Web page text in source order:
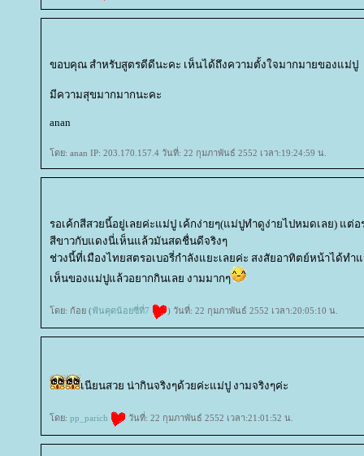
ขอบคุณ สำหรับสูตรดีดีนะคะ เห็นได้ถึงความตั้งใจมากมายของแม่ปู
มีความสุขมากมากนะคะ
anan
ดย: anan IP: 203.170.157.4 วันที่: 22 กุมภาพันธ์ 2552 เวลา:19:24:59 น.
รอเค้กสีสวยนี้อยู่เลยค่ะแม่ปู เค้กง่ายๆ(แม่ปูทำดูง่ายไปหมดเลย) แต่
สีขาวกับแดงนี่เห็นแล้วมันสดชื่นดีจริงๆ
ช่วงนี้ที่เมืองไทยสตรอเบอรี่กำลังแยะเลยค่ะ สงสัยอาทิตย์หน้าได้ทำ
เห็นของแม่ปูแล้วอยากกินเลย งามมากๆ
ดย: ก้อย (ฟันคุดน้อยซี่ที่7 ) วันที่: 22 กุมภาพันธ์ 2552 เวลา:20:05:10 น.
เนียนสวย น่ากินจริงๆด้วยค่ะแม่ปู งามจริงๆค่ะ
ดย: pp_parich วันที่: 22 กุมภาพันธ์ 2552 เวลา:21:01:52 น.